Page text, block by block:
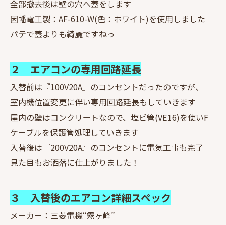
全部撤去後は壁の穴へ蓋をします
因幡電工製：AF-610-W(色：ホワイト)を使用しました
パテで蓋よりも綺麗ですねっ
２ エアコンの専用回路延長
入替前は『100V20A』のコンセントだったのですが、
室内機位置変更に伴い専用回路延長もしていきます
屋内の壁はコンクリートなので、塩ビ管(VE16)を使いF
ケーブルを保護管処理していきます
入替後は『200V20A』のコンセントに電気工事も完了
見た目もお洒落に仕上がりました！
３ 入替後のエアコン詳細スペック
メーカー：三菱電機“霧ヶ峰”